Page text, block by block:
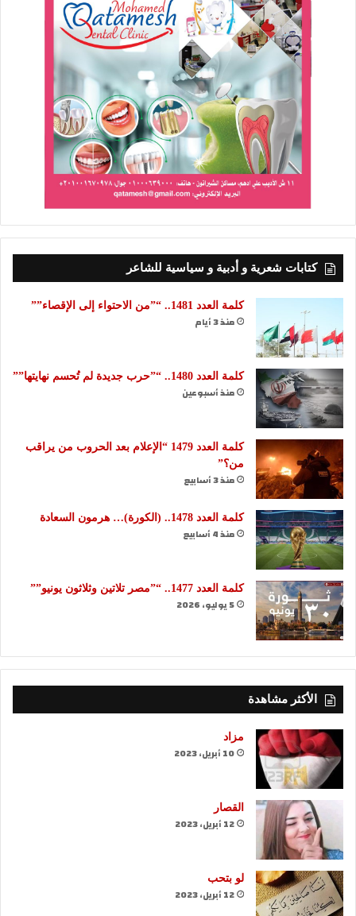
كتابات شعرية و أدبية و سياسية للشاعر
كلمة العدد 1481.. “”من الاحتواء إلى الإقصاء””
منذ 3 أيام
كلمة العدد 1480.. “”حرب جديدة لم تُحسم نهايتها””
منذ أسبوعين
كلمة العدد 1479 “الإعلام بعد الحروب من يراقب
من؟”
منذ 3 أسابيع
كلمة العدد 1478.. (الكورة)… هرمون السعادة
منذ 4 أسابيع
كلمة العدد 1477.. “”مصر تلاتين وثلاثون يونيو””
5 يوليو، 2026
الأكثر مشاهدة
مزاد
10 أبريل، 2023
القصار
12 أبريل، 2023
لو بتحب
12 أبريل، 2023